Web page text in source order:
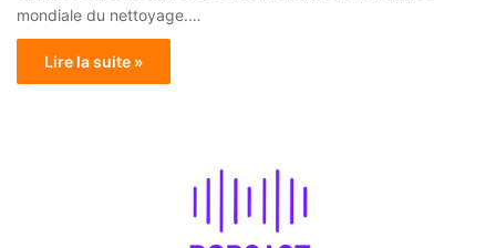
mondiale du nettoyage.…
Lire la suite »